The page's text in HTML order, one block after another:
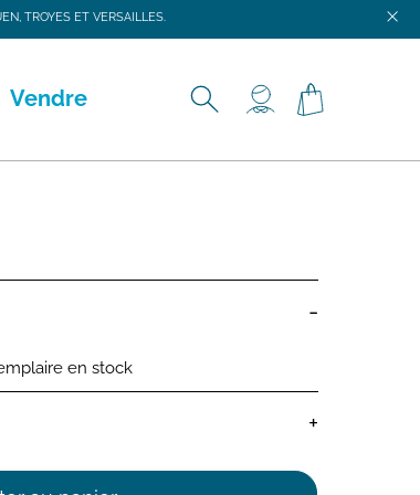
TROYES ET VERSAILLES.
Vendre
-
en stock
+